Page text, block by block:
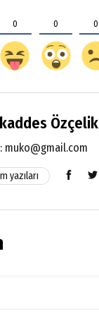
0 0 0
Özçelik
muko@gmail.com
yazıları